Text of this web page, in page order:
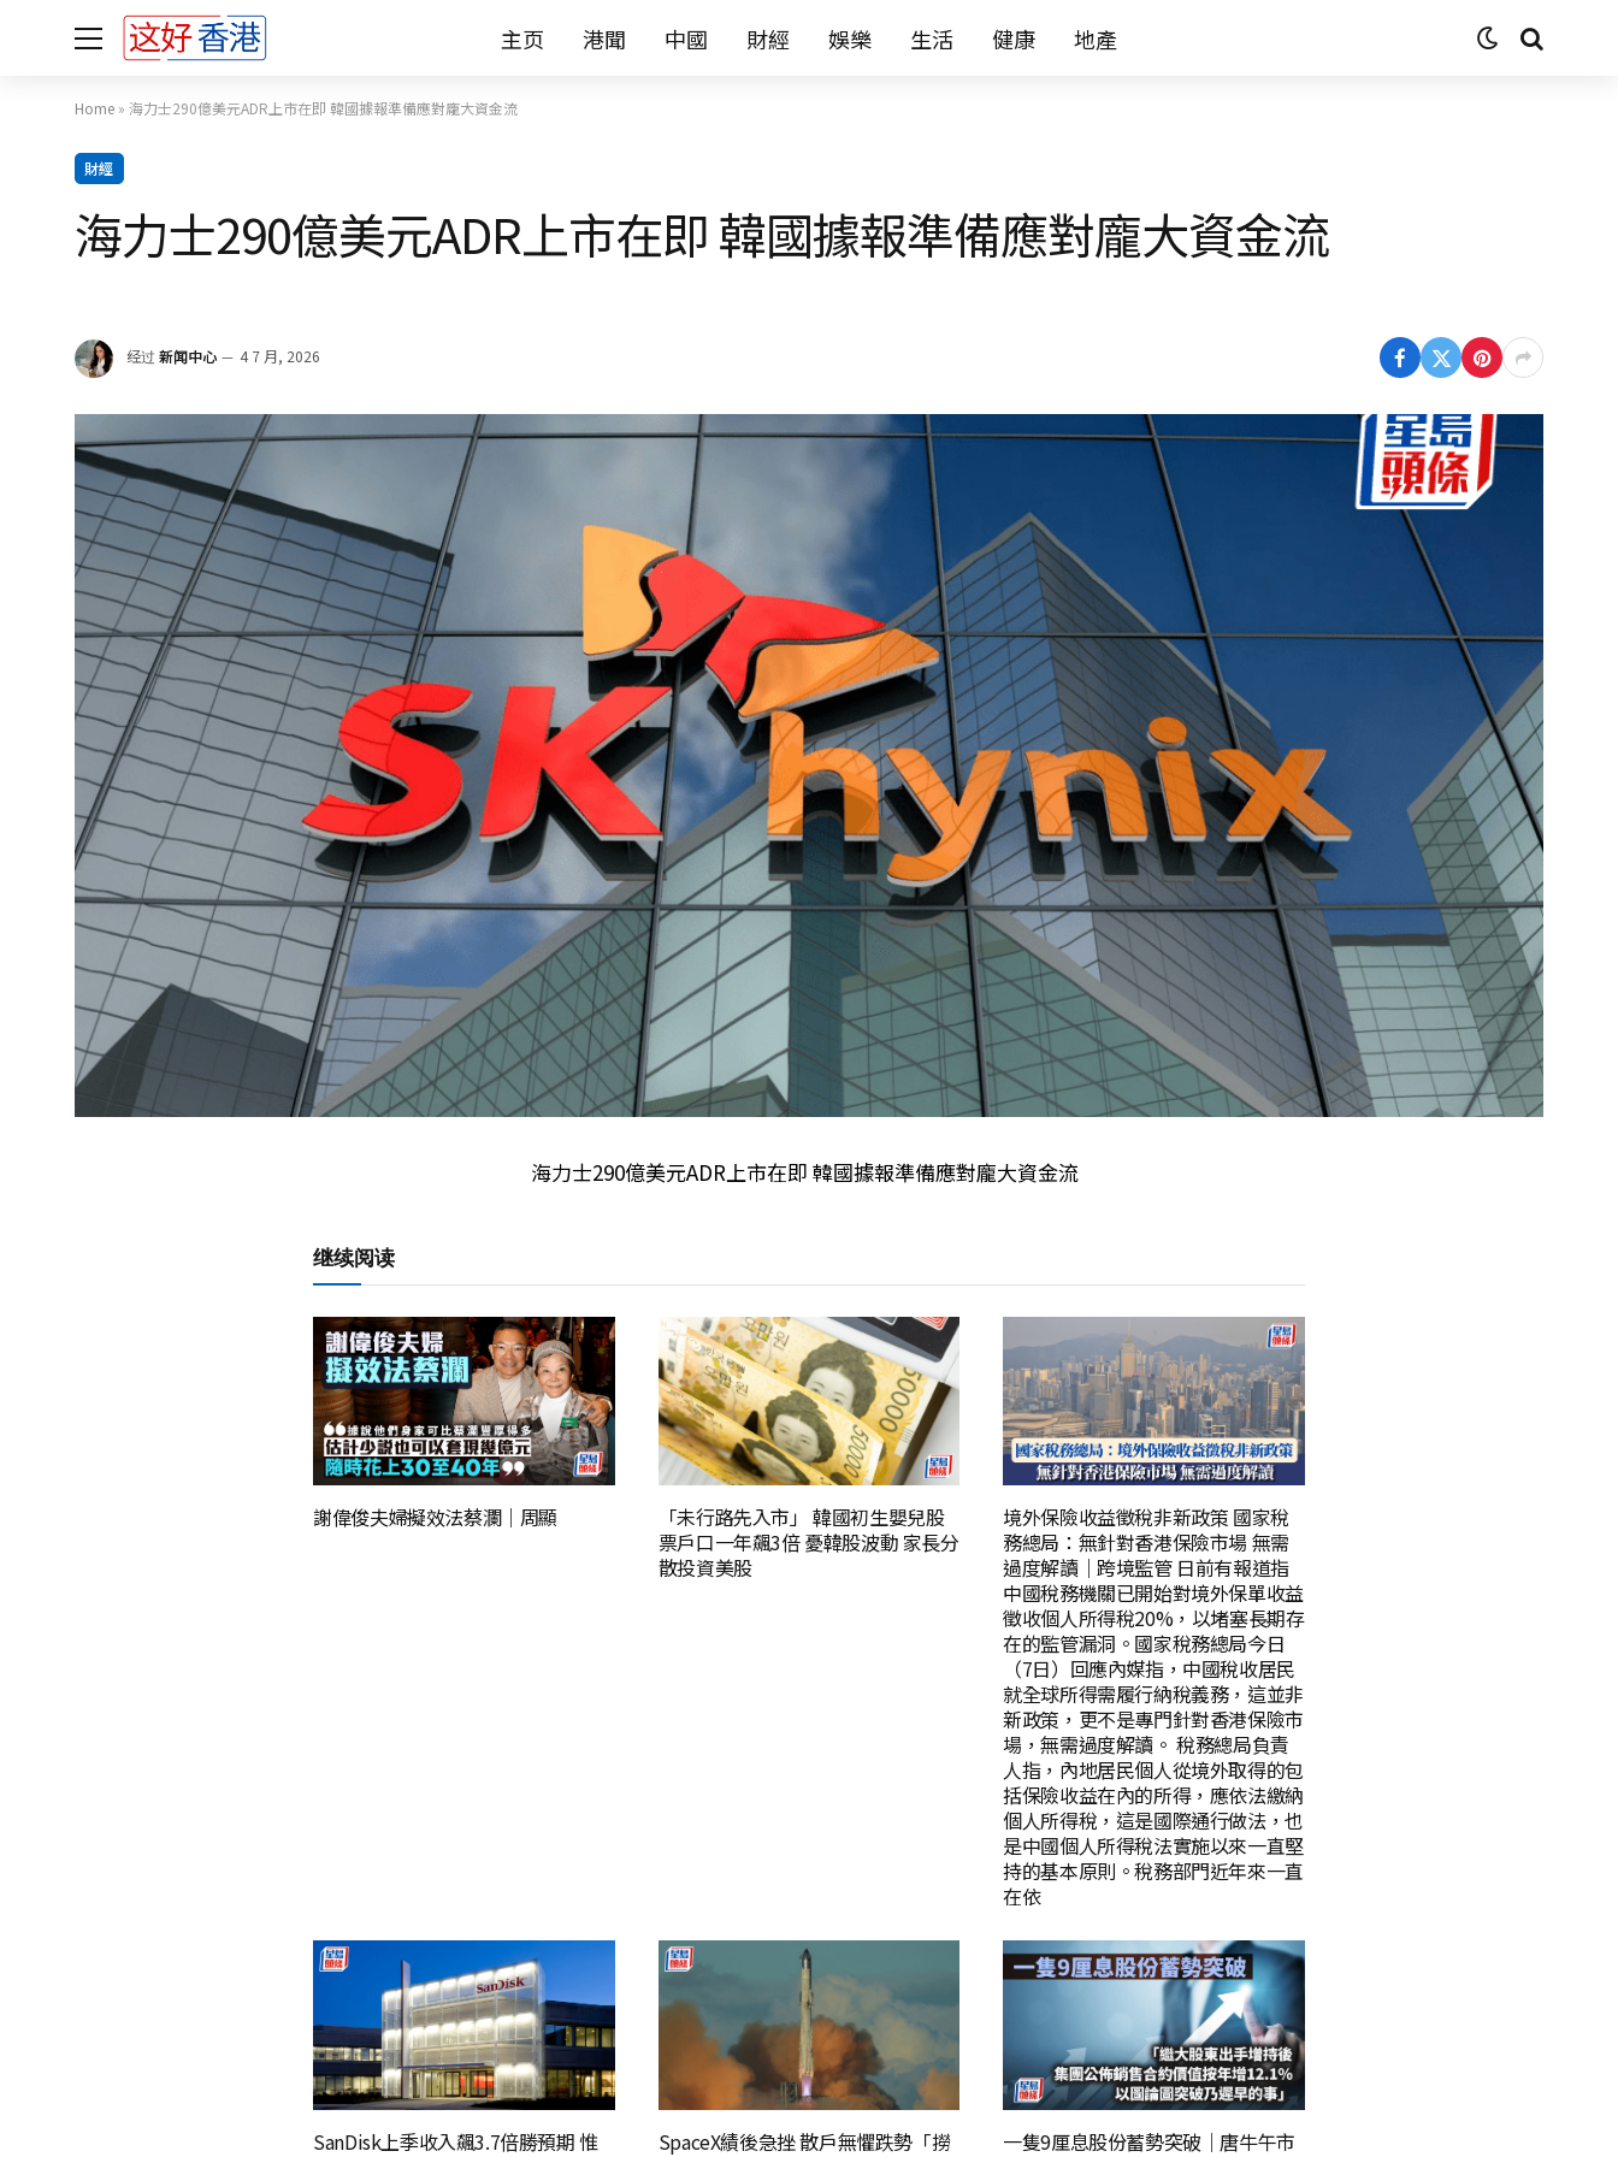
主页 港聞 中國 財經 娛樂 生活 健康 地產
Home » 海力士290億美元ADR上市在即 韓國據報準備應對龐大資金流
財經
海力士290億美元ADR上市在即 韓國據報準備應對龐大資金流
经过 新闻中心 4 7 月, 2026
海力士290億美元ADR上市在即 韓國據報準備應對龐大資金流
继续阅读
謝偉俊夫婦擬效法蔡瀾｜周顯
「未行路先入市」 韓國初生嬰兒股
票戶口一年飆3倍 憂韓股波動 家長分
散投資美股
境外保險收益徵稅非新政策 國家稅
務總局：無針對香港保險市場 無需
過度解讀｜跨境監管 日前有報道指
中國稅務機關已開始對境外保單收益
徵收個人所得稅20%，以堵塞長期存
在的監管漏洞。國家稅務總局今日
（7日）回應內媒指，中國稅收居民
就全球所得需履行納稅義務，這並非
新政策，更不是專門針對香港保險市
場，無需過度解讀。 稅務總局負責
人指，內地居民個人從境外取得的包
括保險收益在內的所得，應依法繳納
個人所得稅，這是國際通行做法，也
是中國個人所得稅法實施以來一直堅
持的基本原則。稅務部門近年來一直
在依
SanDisk上季收入飆3.7倍勝預期 惟
SpaceX績後急挫 散戶無懼跌勢「撈
一隻9厘息股份蓄勢突破｜唐牛午市